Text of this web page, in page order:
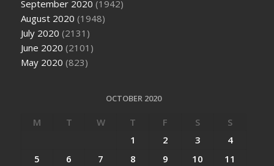
September 2020 (1942)
August 2020 (1948)
July 2020 (2131)
June 2020 (2101)
May 2020 (823)
OCTOBER 2020
M T W T F S
S
1
2 3
4
5
6 7 8 9 10
11